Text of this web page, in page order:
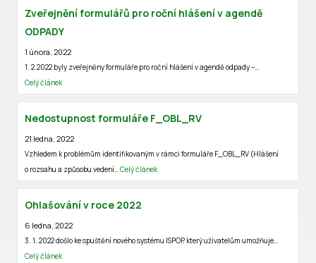
Zveřejnění formulářů pro roční hlášení v agendě
ODPADY
1 února, 2022
1. 2.2022 byly zveřejněny formuláře pro roční hlášení v agendě odpady –…
Celý článek
Nedostupnost formuláře F_OBL_RV
21 ledna, 2022
Vzhledem k problémům identifikovaným v rámci formuláře F_OBL_RV (Hlášení
o rozsahu a způsobu vedení…Celý článek
Ohlašování v roce 2022
6 ledna, 2022
3. 1. 2022 došlo ke spuštění nového systému ISPOP, který uživatelům umožňuje…
Celý článek